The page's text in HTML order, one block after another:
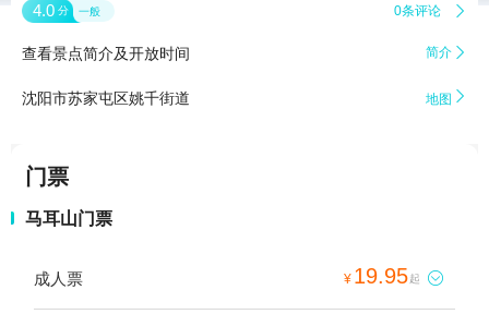
4.0 分 一般 0条评论 
查看景点简介及开放时间 简介 
沈阳市苏家屯区姚千街道 地图 
门票
马耳山门票
成人票 ¥ 19.95起 